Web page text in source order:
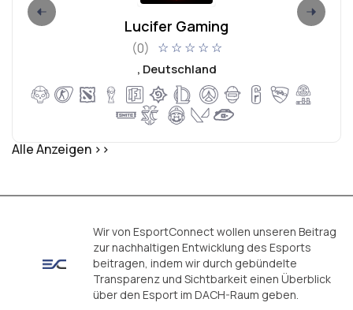
Lucifer Gaming
(0) ☆ ☆ ☆ ☆ ☆
, Deutschland
Alle Anzeigen >>
Wir von EsportConnect wollen unseren Beitrag
zur nachhaltigen Entwicklung des Esports
beitragen, indem wir durch gebündelte
Transparenz und Sichtbarkeit einen Überblick
über den Esport im DACH-Raum geben.